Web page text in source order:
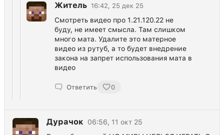
Житель 16:42, 25 дек 25
Смотреть видео про 1.21.120.22 не
буду, не имеет смысла. Там слишком
много мата. Удалите это матерное
видео из рутуб, а то будет внедрение
закона на запрет использования мата в
видео
Ответить 0
Дурачок
06:56, 11 окт 25